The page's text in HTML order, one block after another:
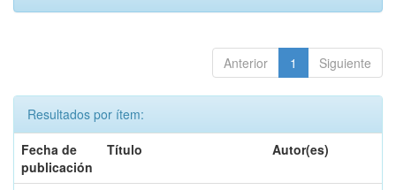
Anterior 1 Siguiente
Resultados por ítem:
Fecha de
publicación
Título Autor(es)